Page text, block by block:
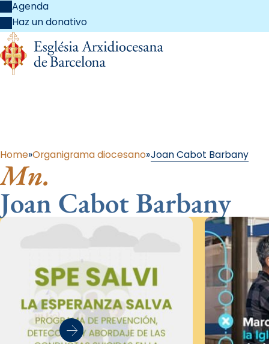
Agenda
Haz un donativo
Home Organigrama diocesano Joan Cabot Barbany
Mn.
Joan Cabot Barbany